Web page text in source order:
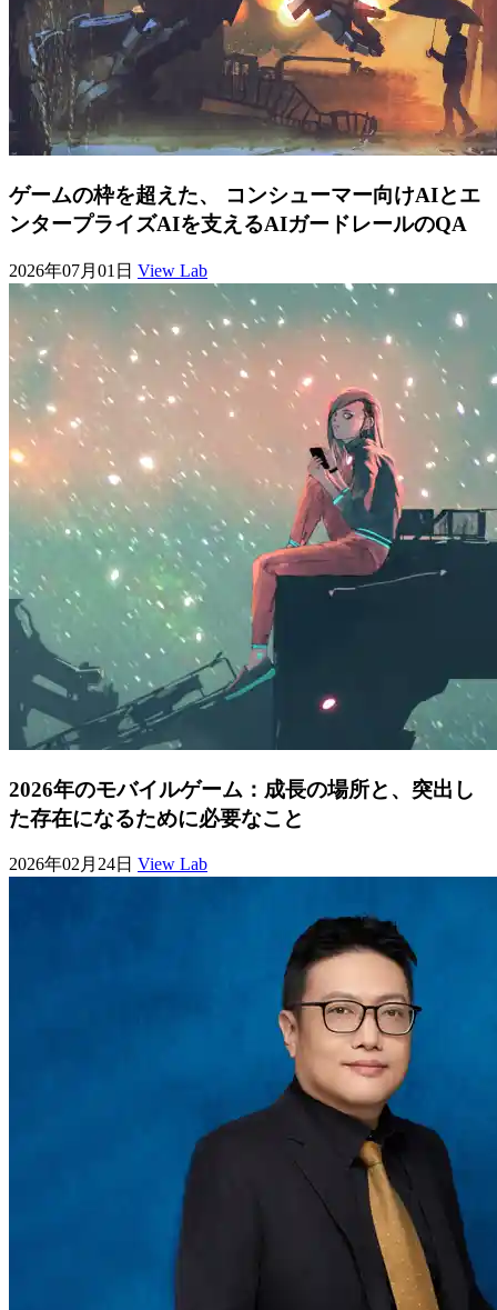
ゲームの枠を超えた、 コンシューマー向けAIとエ
ンタープライズAIを支えるAIガードレールのQA
2026年07月01日 View Lab
2026年のモバイルゲーム：成長の場所と、突出し
た存在になるために必要なこと
2026年02月24日 View Lab